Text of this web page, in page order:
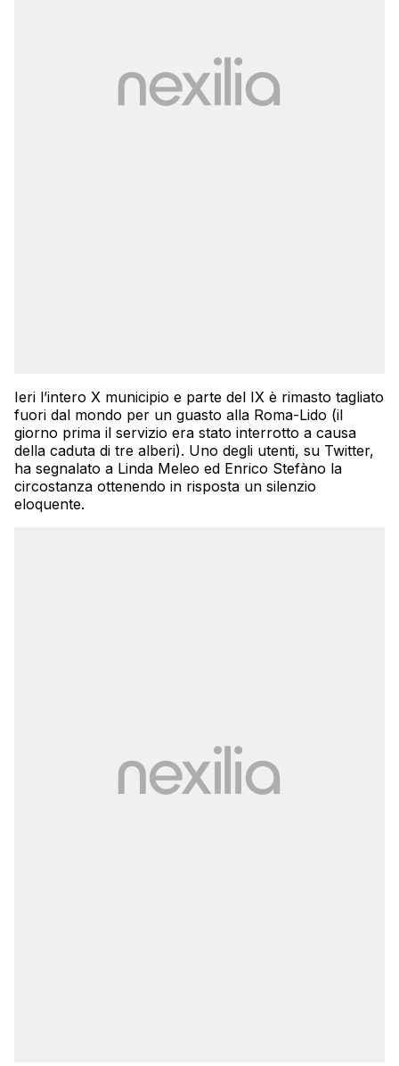
Ieri l’intero X municipio e parte del IX è rimasto tagliato
fuori dal mondo per un guasto alla Roma-Lido (il
giorno prima il servizio era stato interrotto a causa
della caduta di tre alberi). Uno degli utenti, su Twitter,
ha segnalato a Linda Meleo ed Enrico Stefàno la
circostanza ottenendo in risposta un silenzio
eloquente.